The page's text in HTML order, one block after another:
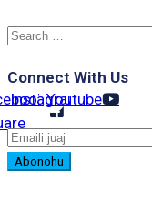
Search
Connect With Us
Instagram
Youtube